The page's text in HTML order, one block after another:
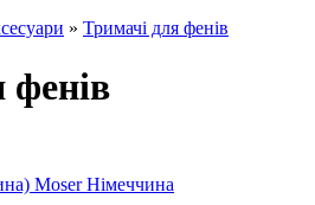
» Тримачі для фенів
фенів
Moser Німеччина